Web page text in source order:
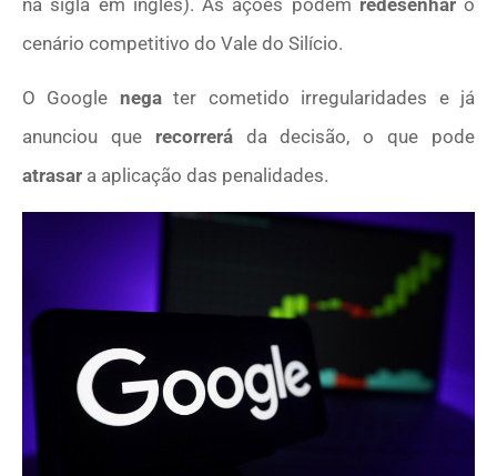
cenário competitivo do Vale do Silício.
O Google negater cometido irregularidades e já
anunciou que recorreráda decisão, o que pode
atrasar a aplicação das penalidades.